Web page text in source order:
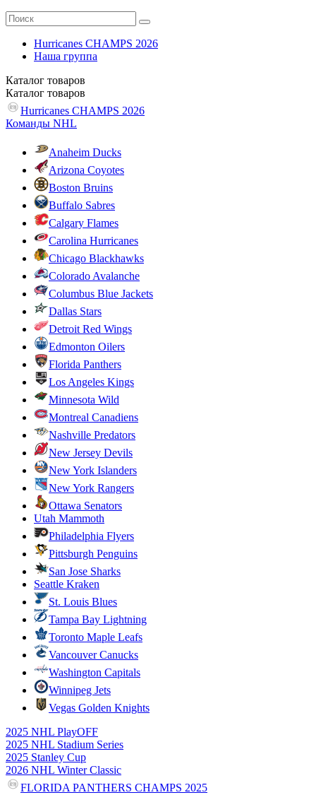
Hurricanes CHAMPS 2026
Наша группа
Каталог товаров
Каталог товаров
Hurricanes CHAMPS 2026
Команды NHL
Anaheim Ducks
Arizona Coyotes
Boston Bruins
Buffalo Sabres
Calgary Flames
Carolina Hurricanes
Chicago Blackhawks
Colorado Avalanche
Columbus Blue Jackets
Dallas Stars
Detroit Red Wings
Edmonton Oilers
Florida Panthers
Los Angeles Kings
Minnesota Wild
Montreal Canadiens
Nashville Predators
New Jersey Devils
New York Islanders
New York Rangers
Ottawa Senators
Utah Mammoth
Philadelphia Flyers
Pittsburgh Penguins
San Jose Sharks
Seattle Kraken
St. Louis Blues
Tampa Bay Lightning
Toronto Maple Leafs
Vancouver Canucks
Washington Capitals
Winnipeg Jets
Vegas Golden Knights
2025 NHL PlayOFF
2025 NHL Stadium Series
2025 Stanley Cup
2026 NHL Winter Classic
FLORIDA PANTHERS CHAMPS 2025